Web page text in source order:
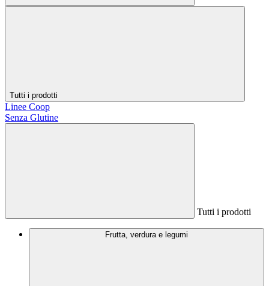
Tutti i prodotti
Linee Coop
Senza Glutine
Tutti i prodotti
Frutta, verdura e legumi